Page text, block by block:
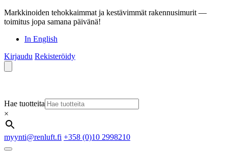
Markkinoiden tehokkaimmat ja kestävimmät rakennusimurit —
toimitus jopa samana päivänä!
In English
Kirjaudu Rekisteröidy
Hae tuotteita
×
myynti@renluft.fi +358 (0)10 2998210